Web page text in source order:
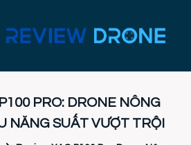
PRO: DRONE NÔNG
NĂNG SUẤT VƯỢT TRỘI